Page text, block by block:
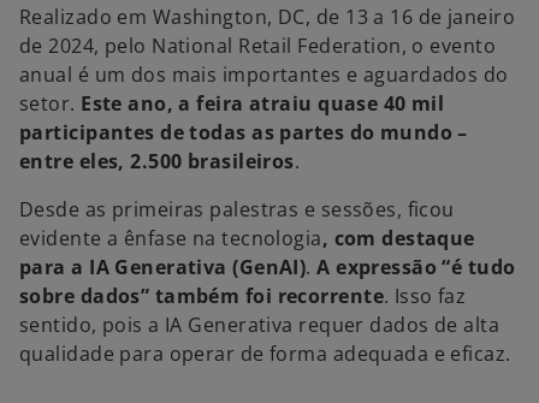
Realizado em Washington, DC, de 13 a 16 de janeiro
de 2024, pelo National Retail Federation, o evento
anual é um dos mais importantes e aguardados do
setor. Este ano, a feira atraiu quase 40 mil
participantes de todas as partes do mundo –
entre eles, 2.500 brasileiros.
Desde as primeiras palestras e sessões, ficou
evidente a ênfase na tecnologia, com destaque
para a IA Generativa (GenAI).A expressão “é tudo
sobre dados” também foi recorrente. Isso faz
sentido, pois a IA Generativa requer dados de alta
qualidade para operar de forma adequada e eficaz.